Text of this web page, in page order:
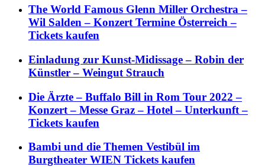
The World Famous Glenn Miller Orchestra –
Wil Salden – Konzert Termine Österreich –
Tickets kaufen
Einladung zur Kunst-Midissage – Robin der
Künstler – Weingut Strauch
Die Ärzte – Buffalo Bill in Rom Tour 2022 –
Konzert – Messe Graz – Hotel – Unterkunft –
Tickets kaufen
Bambi und die Themen Vestibül im
Burgtheater WIEN Tickets kaufen